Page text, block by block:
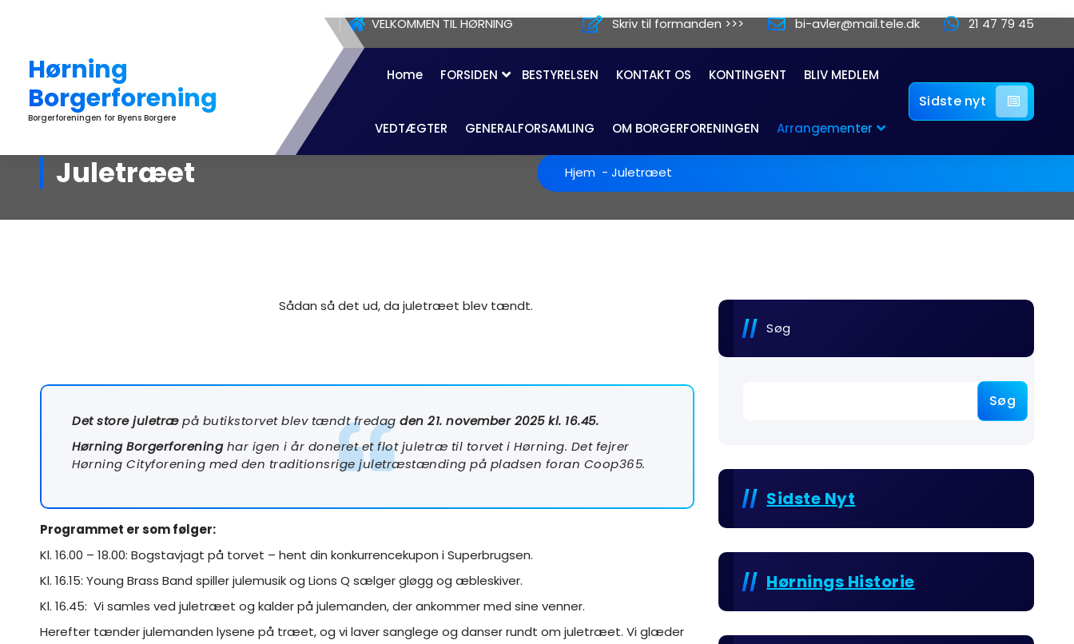
VELKOMMEN TIL HØRNING Skriv til formanden >>> bi-avler@mail.tele.dk 21 47 79 45
Hørning
Borgerforening
Borgerforeningen for Byens Borgere
Home FORSIDEN BESTYRELSEN KONTAKT OS KONTINGENT BLIV MEDLEM
VEDTÆGTER GENERALFORSAMLING OM BORGERFORENINGEN Arrangementer
Sidste nyt
Juletræet Hjem - Juletræet
Sådan så det ud, da juletræet blev tændt.
Det store juletræpå butikstorvet blev tændt fredag den 21. november 2025 kl. 16.45.
Hørning Borgerforeninghar igen i år doneret et flot juletræ til torvet i Hørning. Det fejrer
Hørning Cityforening med den traditionsrige juletræstænding på pladsen foran Coop365.
Programmet er som følger:
Kl. 16.00 – 18.00: Bogstavjagt på torvet – hent din konkurrencekupon i Superbrugsen.
Kl. 16.15: Young Brass Band spiller julemusik og Lions Q sælger gløgg og æbleskiver.
Kl. 16.45: Vi samles ved juletræet og kalder på julemanden, der ankommer med sine venner.
Herefter tænder julemanden lysene på træet, og vi laver sanglege og danser rundt om juletræet. Vi glæder
Søg
Søg
Sidste Nyt
Hørnings Historie